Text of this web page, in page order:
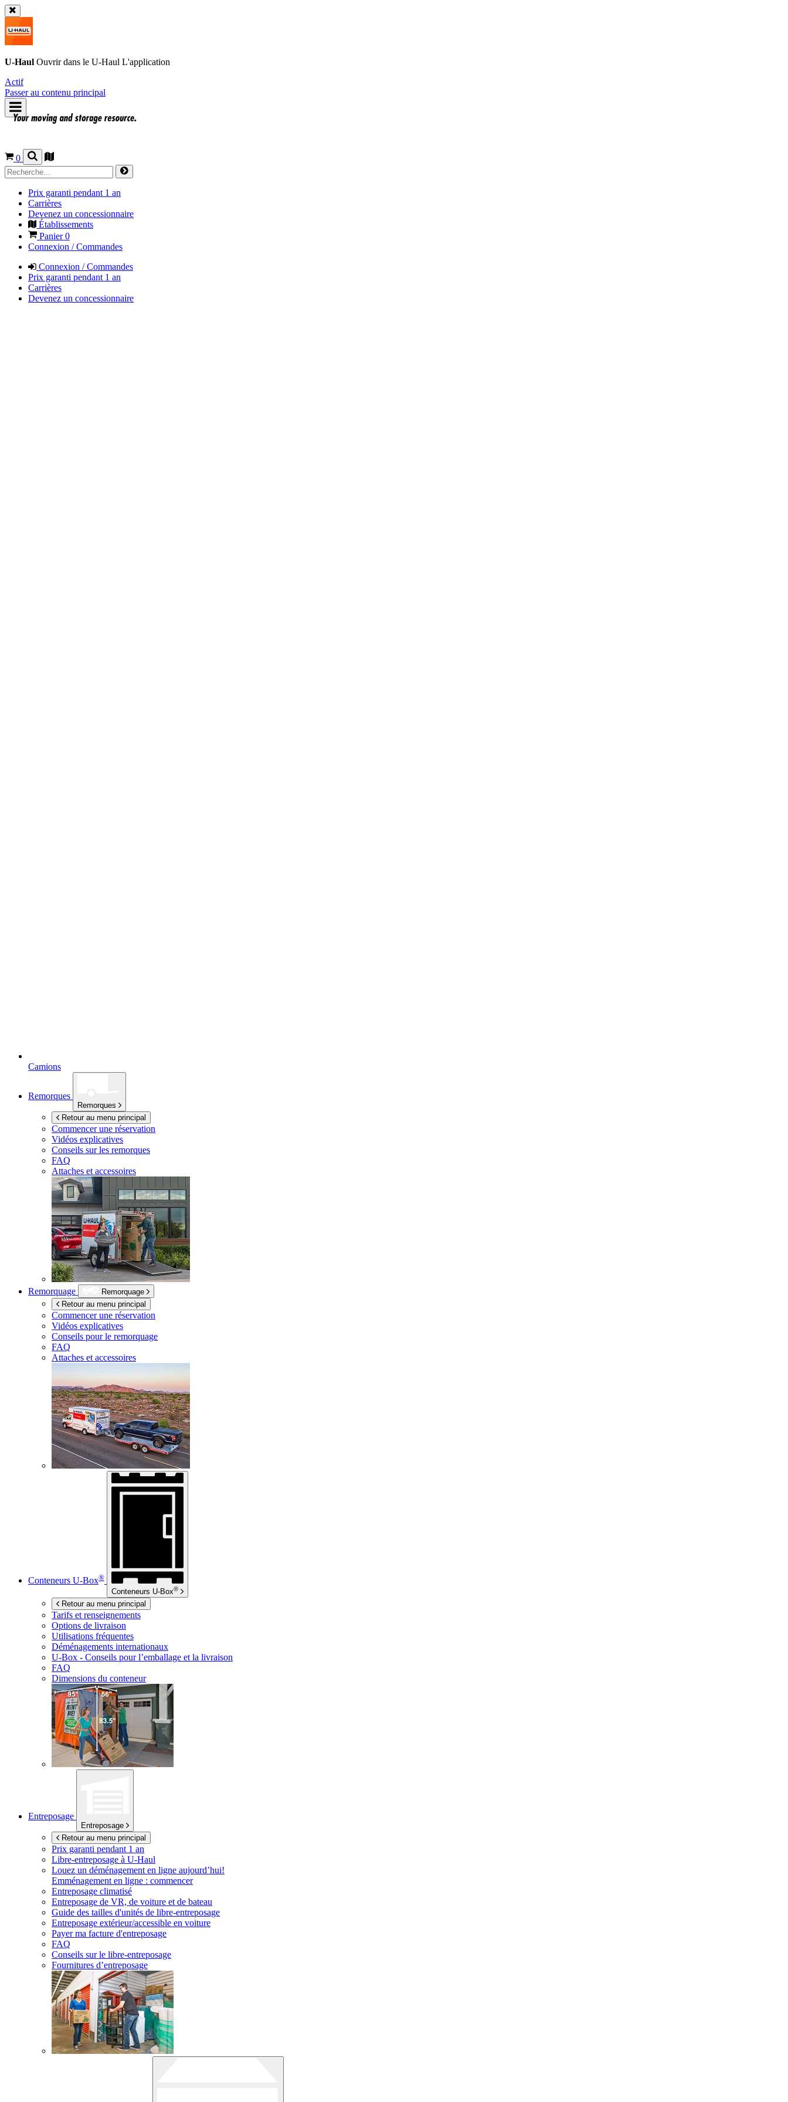
U-Haul Ouvrir dans le U-Haul L'application
Actif
Passer au contenu principal
0
Prix garanti pendant 1 an
Carrières
Devenez un concessionnaire
Établissements
Panier0
Connexion / Commandes
Connexion / Commandes
Prix garanti pendant 1 an
Carrières
Devenez un concessionnaire
Camions
Remorques
Remorques
Retour au menu principal
Commencer une réservation
Vidéos explicatives
Conseils sur les remorques
FAQ
Attaches et accessoires
Remorquage
Remorquage
Retour au menu principal
Commencer une réservation
Vidéos explicatives
Conseils pour le remorquage
FAQ
Attaches et accessoires
Conteneurs U-Box®
Conteneurs U-Box®
Retour au menu principal
Tarifs et renseignements
Options de livraison
Utilisations fréquentes
Déménagements internationaux
U-Box - Conseils pour l’emballage et la livraison
FAQ
Dimensions du conteneur
Entreposage
Entreposage
Retour au menu principal
Prix garanti pendant 1 an
Libre-entreposage à U-Haul
Louez un déménagement en ligne aujourd’hui!
Emménagement en ligne : commencer
Entreposage climatisé
Entreposage de VR, de voiture et de bateau
Guide des tailles d'unités de libre-entreposage
Entreposage extérieur/accessible en voiture
Payer ma facture d'entreposage
FAQ
Conseils sur le libre-entreposage
Fournitures d’entreposage